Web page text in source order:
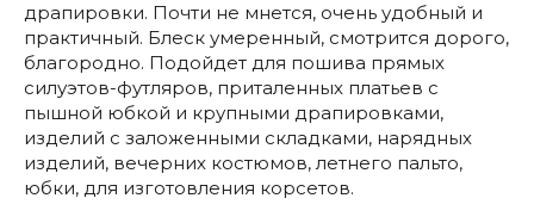
драпировки. Почти не мнется, очень удобный и
практичный. Блеск умеренный, смотрится дорого,
благородно. Подойдет для пошива прямых
силуэтов-футляров, приталенных платьев с
пышной юбкой и крупными драпировками,
изделий с заложенными складками, нарядных
изделий, вечерних костюмов, летнего пальто,
юбки, для изготовления корсетов.